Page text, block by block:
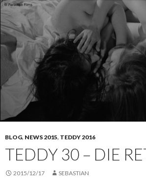
BLOG, NEWS 2015, TEDDY 2016
TEDDY 30 – DIE
2015/12/17 SEBASTIAN